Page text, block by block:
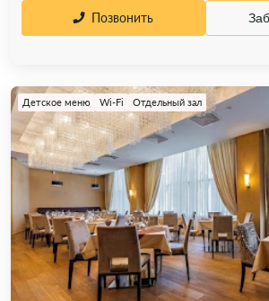
Позвонить
Детское меню Wi-Fi Отдельный зал